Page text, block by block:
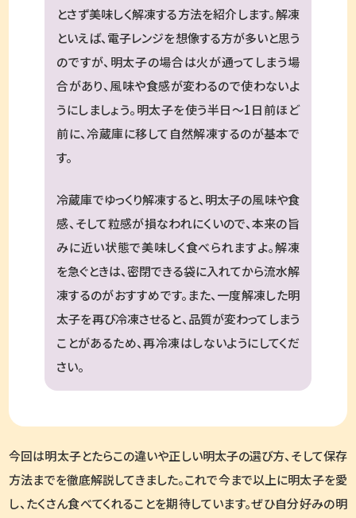
とさず美味しく解凍する方法を紹介します。解凍
といえば、電子レンジを想像する方が多いと思う
のですが、明太子の場合は火が通ってしまう場
合があり、風味や食感が変わるので使わないよ
うにしましょう。明太子を使う半日〜1日前ほど
前に、冷蔵庫に移して自然解凍するのが基本で
す。
冷蔵庫でゆっくり解凍すると、明太子の風味や食
感、そして粒感が損なわれにくいので、本来の旨
みに近い状態で美味しく食べられますよ。解凍
を急ぐときは、密閉できる袋に入れてから流水解
凍するのがおすすめです。また、一度解凍した明
太子を再び冷凍させると、品質が変わってしまう
ことがあるため、再冷凍はしないようにしてくだ
さい。
今回は明太子とたらこの違いや正しい明太子の選び方、そして保存
方法までを徹底解説してきました。これで今まで以上に明太子を愛
し、たくさん食べてくれることを期待しています。ぜひ自分好みの明